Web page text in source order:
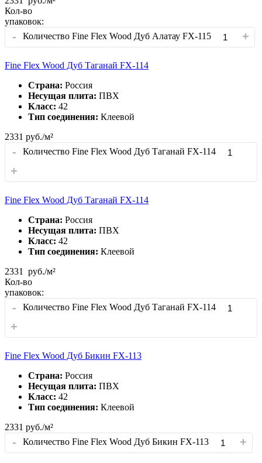
Кол-во
упаковок:
- Количество Fine Flex Wood Дуб Алатау FX-115 +
Fine Flex Wood Дуб Таганай FX-114
Страна: Россия
Несущая плита: ПВХ
Класс: 42
Тип соединения: Клеевой
2331 руб./м²
- Количество Fine Flex Wood Дуб Таганай FX-114
+
Fine Flex Wood Дуб Таганай FX-114
Страна: Россия
Несущая плита: ПВХ
Класс: 42
Тип соединения: Клеевой
2331
руб./м²
Кол-во
упаковок:
- Количество Fine Flex Wood Дуб Таганай FX-114
+
Fine Flex Wood Дуб Бикин FX-113
Страна: Россия
Несущая плита: ПВХ
Класс: 42
Тип соединения: Клеевой
2331 руб./м²
- Количество Fine Flex Wood Дуб Бикин FX-113 +